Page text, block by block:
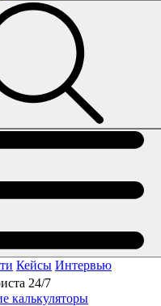
Кейсы Интервью
24/7
калькуляторы